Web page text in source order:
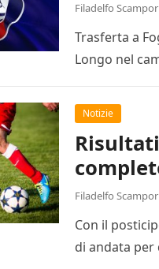
Filadelfo
Trasferta a
Longo nel
Notizie
Filadelfo
Con il
di andata